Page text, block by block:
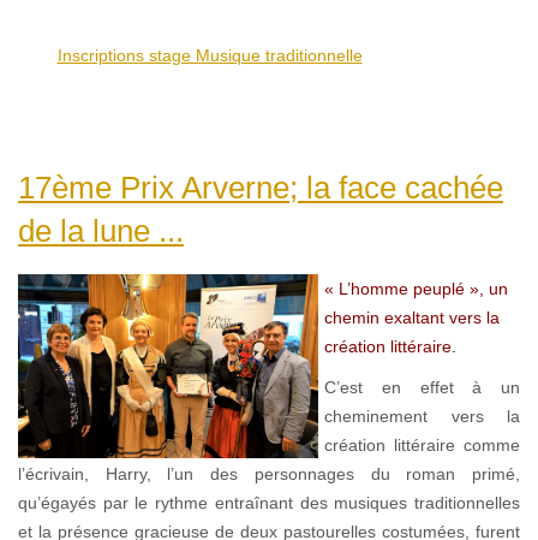
Inscriptions stage Musique traditionnelle
17ème Prix Arverne; la face cachée
de la lune ...
« L’homme peuplé », un
chemin exaltant vers la
création littéraire.
C’est en effet à un
cheminement vers la
création littéraire comme
l’écrivain, Harry, l’un des personnages du roman primé,
qu’égayés par le rythme entraînant des musiques traditionnelles
et la présence gracieuse de deux pastourelles costumées, furent